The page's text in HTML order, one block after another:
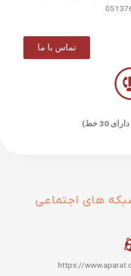
تماس با ما
30 خط)
های اجتماعی
https://